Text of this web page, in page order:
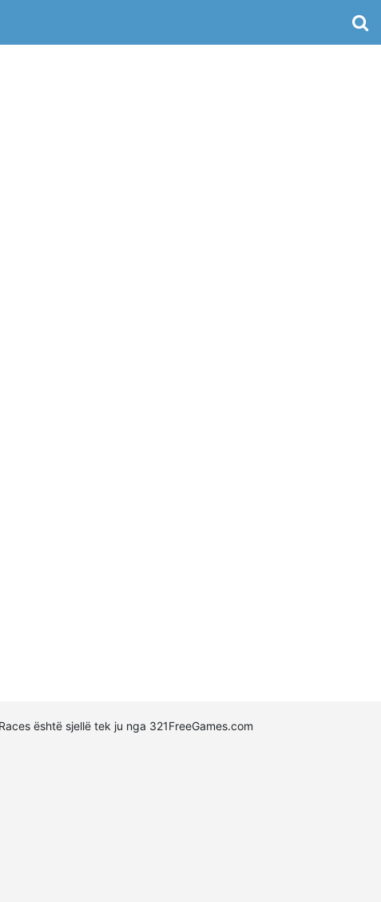
është sjellë tek ju nga 321FreeGames.com